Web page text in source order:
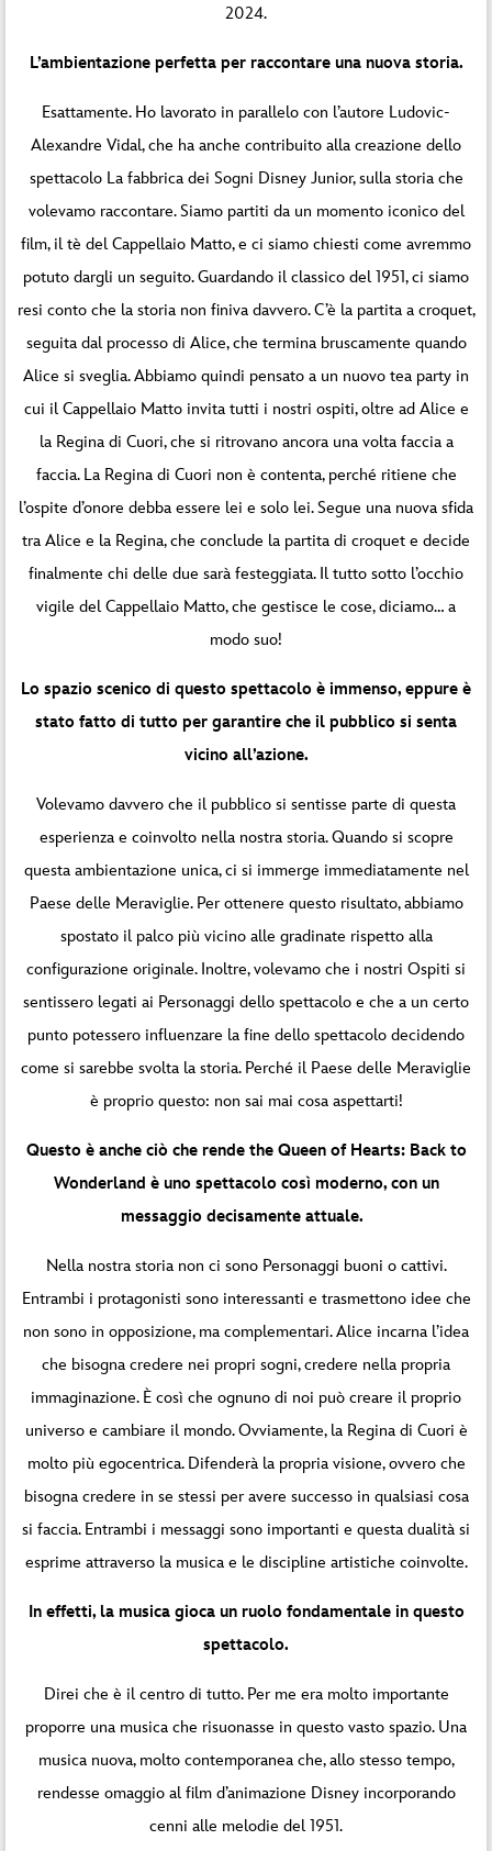
2024.
L’ambientazione perfetta per raccontare una nuova storia.
Esattamente. Ho lavorato in parallelo con l’autore Ludovic-
Alexandre Vidal, che ha anche contribuito alla creazione dello
spettacolo La fabbrica dei Sogni Disney Junior, sulla storia che
volevamo raccontare. Siamo partiti da un momento iconico del
film, il tè del Cappellaio Matto, e ci siamo chiesti come avremmo
potuto dargli un seguito. Guardando il classico del 1951, ci siamo
resi conto che la storia non finiva davvero. C’è la partita a croquet,
seguita dal processo di Alice, che termina bruscamente quando
Alice si sveglia. Abbiamo quindi pensato a un nuovo tea party in
cui il Cappellaio Matto invita tutti i nostri ospiti, oltre ad Alice e
la Regina di Cuori, che si ritrovano ancora una volta faccia a
faccia. La Regina di Cuori non è contenta, perché ritiene che
l’ospite d’onore debba essere lei e solo lei. Segue una nuova sfida
tra Alice e la Regina, che conclude la partita di croquet e decide
finalmente chi delle due sarà festeggiata. Il tutto sotto l’occhio
vigile del Cappellaio Matto, che gestisce le cose, diciamo… a
modo suo!
Lo spazio scenico di questo spettacolo è immenso, eppure è
stato fatto di tutto per garantire che il pubblico si senta
vicino all’azione.
Volevamo davvero che il pubblico si sentisse parte di questa
esperienza e coinvolto nella nostra storia. Quando si scopre
questa ambientazione unica, ci si immerge immediatamente nel
Paese delle Meraviglie. Per ottenere questo risultato, abbiamo
spostato il palco più vicino alle gradinate rispetto alla
configurazione originale. Inoltre, volevamo che i nostri Ospiti si
sentissero legati ai Personaggi dello spettacolo e che a un certo
punto potessero influenzare la fine dello spettacolo decidendo
come si sarebbe svolta la storia. Perché il Paese delle Meraviglie
è proprio questo: non sai mai cosa aspettarti!
Questo è anche ciò che rende the Queen of Hearts: Back to
Wonderland è uno spettacolo così moderno, con un
messaggio decisamente attuale.
Nella nostra storia non ci sono Personaggi buoni o cattivi.
Entrambi i protagonisti sono interessanti e trasmettono idee che
non sono in opposizione, ma complementari. Alice incarna l’idea
che bisogna credere nei propri sogni, credere nella propria
immaginazione. È così che ognuno di noi può creare il proprio
universo e cambiare il mondo. Ovviamente, la Regina di Cuori è
molto più egocentrica. Difenderà la propria visione, ovvero che
bisogna credere in se stessi per avere successo in qualsiasi cosa
si faccia. Entrambi i messaggi sono importanti e questa dualità si
esprime attraverso la musica e le discipline artistiche coinvolte.
In effetti, la musica gioca un ruolo fondamentale in questo
spettacolo.
Direi che è il centro di tutto. Per me era molto importante
proporre una musica che risuonasse in questo vasto spazio. Una
musica nuova, molto contemporanea che, allo stesso tempo,
rendesse omaggio al film d’animazione Disney incorporando
cenni alle melodie del 1951.